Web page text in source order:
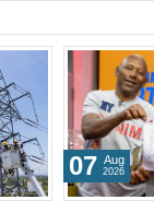
07 Aug
2026